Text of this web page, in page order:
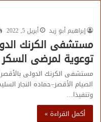
إبراهيم أبو زيد
أبريل 5, 2022
مستشفى الكرنك
توعوية لمرضى السكر
مستشفى الكرنك الدولى
الصيام الأقصر–حماده النجار
وتنفيذا…
أكمل القراءة »